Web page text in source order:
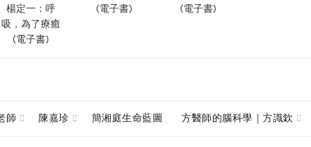
楊定一：呼
吸，為了療癒
(電子書)
(電子書)
(電子書)
師 陳嘉珍 簡湘庭生命藍圖 方醫師的腦科學｜方識欽